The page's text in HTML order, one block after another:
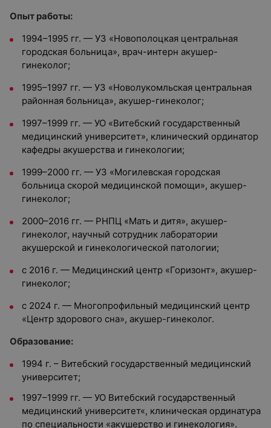
Опыт работы:
1994–1995 гг. — УЗ «Новополоцкая центральная
городская больница», врач-интерн акушер-
гинеколог;
1995–1997 гг. — УЗ «Новолукомльская центральная
районная больница», акушер-гинеколог;
1997–1999 гг. — УО «Витебский государственный
медицинский университет», клинический ординатор
кафедры акушерства и гинекологии;
1999–2000 гг. — УЗ «Могилевская городская
больница скорой медицинской помощи», акушер-
гинеколог;
2000–2016 гг. — РНПЦ «Мать и дитя», акушер-
гинеколог, научный сотрудник лаборатории
акушерской и гинекологической патологии;
с 2016 г. — Медицинский центр «Горизонт», акушер-
гинеколог;
с 2024 г. — Многопрофильный медицинский центр
«Центр здорового сна», акушер-гинеколог.
Образование:
1994 г. – Витебский государственный медицинский
университет;
1997–1999 гг. — УО Витебский государственный
медицинский университет«, клиническая ординатура
по специальности «акушерство и гинекология».